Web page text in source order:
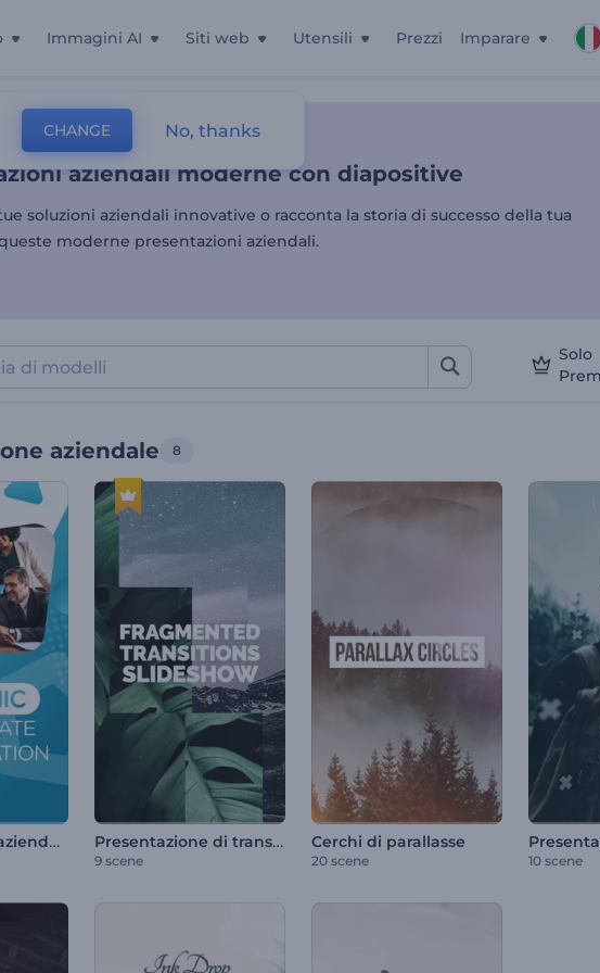
Immagini AI Siti web Utensili Prezzi Imparare
aziendali moderne con
Presentazione Presentazione Aziendale
aziendali moderne con diapositive
soluzioni aziendali innovative o racconta la storia di successo della tua
moderne presentazioni aziendali.
Solo
aziendale 8
Presentazione aziendale dinamica Presentazione di transizioni frammentate
9 scene
Cerchi di parallasse
20 scene 10 scene
CHANGE No, thanks